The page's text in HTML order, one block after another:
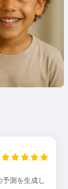
測を生成し